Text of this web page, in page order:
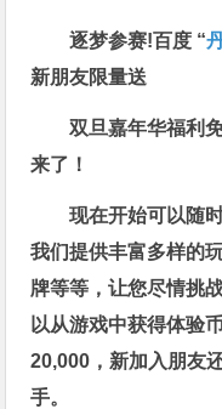
逐梦参赛!百度 “
新朋友限量送
双旦嘉年华福利
来了！
现在开始可以随
我们提供丰富多样的
牌等等，让您尽情挑
以从游戏中获得体验
20,000，新加入朋友
手。